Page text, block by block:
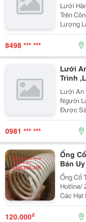
Lưới
Trên
Lượng
Các Công Trình
8498 *** ***
Lưới
Trình
Lưới An Toàn
Người
Được Sản
Năm Kt:4Mx50M,2Mx50M Mắt Lưới 2,5Cm Và 5Cm
0981 *** ***
Ống
Bán
Trấu.
Ống Cổ
Hotline/ Zalo :
Các Hạt
Tổng
120.000₫